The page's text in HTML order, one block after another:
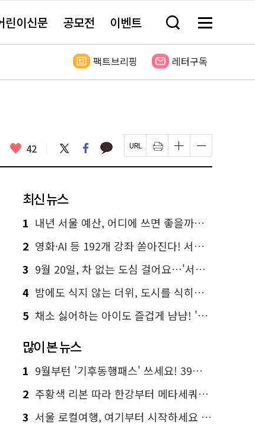
린이신문 공모전 이벤트 검
창
기
메
전
보
팩트브리핑 레터구독
좋
요
42 트
위
터
페
이
스
카
카 페
이
지
인
쇄
하
글
자
크
하
기
글
자
크
하
최신 뉴스
1 내년 서울 예산, 어디에 쓰면 좋을까요? 온라인 투표
2 영화·AI 등 192개 강좌 쏟아진다! 서울시민대학 선착순 신청
3 9월 20일, 차 없는 도심 걸어요…'서울 걷자 페스티벌' 선착순 5천명
4 밤에도 식지 않는 더위, 도시를 식히는 시원한 해법은?
5 채소 싫어하는 아이도 즐겁게 냠냠! '찾아가는 서울시 식생활 교육' 현장
많이 본 뉴스
1 9월부턴 '기후동행패스' 쓰세요! 39세까지 청년 혜택
2 주황색 리본 따라 한강부터 메타세쿼이아 숲길까지…서울둘레길 15코스
3 서울 로컬여행, 여기부터 시작하세요 '서울에디션25'